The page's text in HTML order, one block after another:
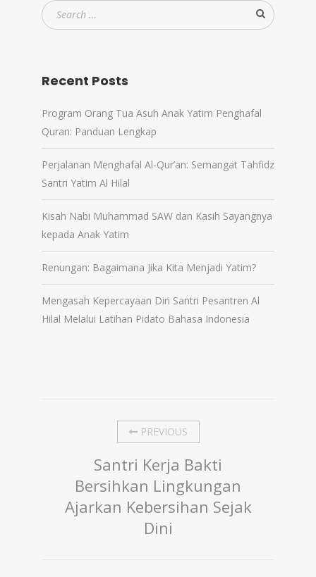
Recent Posts
Program Orang Tua Asuh Anak Yatim Penghafal
Quran: Panduan Lengkap
Perjalanan Menghafal Al-Qur’an: Semangat Tahfidz
Santri Yatim Al Hilal
Kisah Nabi Muhammad SAW dan Kasih Sayangnya
kepada Anak Yatim
Renungan: Bagaimana Jika Kita Menjadi Yatim?
Mengasah Kepercayaan Diri Santri Pesantren Al
Hilal Melalui Latihan Pidato Bahasa Indonesia
PREVIOUS
Santri Kerja Bakti
Bersihkan Lingkungan
Ajarkan Kebersihan Sejak
Dini